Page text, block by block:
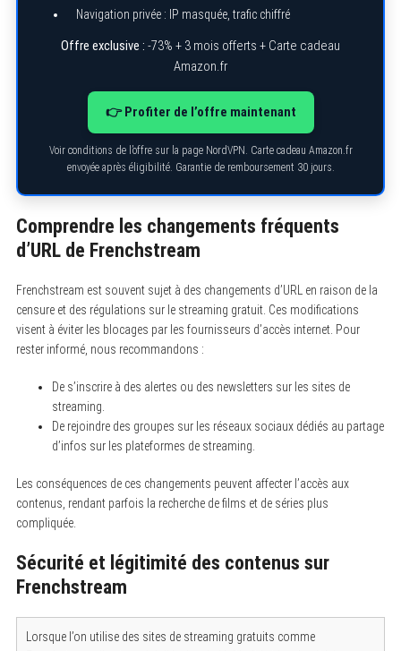
Navigation privée : IP masquée, trafic chiffré
Offre exclusive : -73% + 3 mois offerts + Carte cadeau
Amazon.fr
👉 Profiter de l’offre maintenant
Voir conditions de l’offre sur la page NordVPN. Carte cadeau Amazon.fr
envoyée après éligibilité. Garantie de remboursement 30 jours.
Comprendre les changements fréquents
d’URL de Frenchstream
Frenchstream est souvent sujet à des changements d’URL en raison de la
censure et des régulations sur le streaming gratuit. Ces modifications
visent à éviter les blocages par les fournisseurs d’accès internet. Pour
rester informé, nous recommandons :
De s’inscrire à des alertes ou des newsletters sur les sites de
streaming.
De rejoindre des groupes sur les réseaux sociaux dédiés au partage
d’infos sur les plateformes de streaming.
Les conséquences de ces changements peuvent affecter l’accès aux
contenus, rendant parfois la recherche de films et de séries plus
compliquée.
Sécurité et légitimité des contenus sur
Frenchstream
Lorsque l’on utilise des sites de streaming gratuits comme
e
c
h
f
o
r